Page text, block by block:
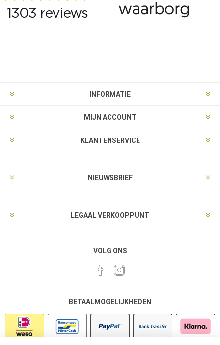
INFORMATIE
MIJN ACCOUNT
KLANTENSERVICE
NIEUWSBRIEF
LEGAAL VERKOOPPUNT
VOLG ONS
BETAALMOGELIJKHEDEN